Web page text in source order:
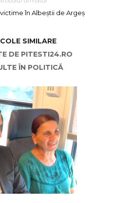
în Albeștii de Argeș
SIMILARE
DE PITESTI24.RO
ÎN POLITICĂ